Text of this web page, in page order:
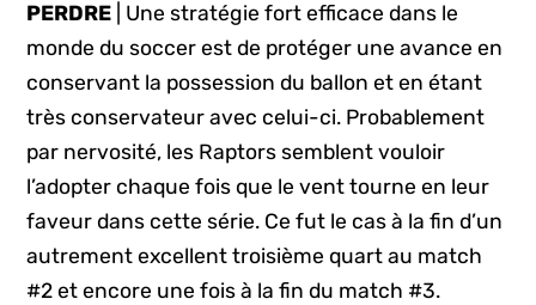
PERDRE
| Une stratégie fort efficace dans le
monde du soccer est de protéger une avance en
conservant la possession du ballon et en étant
très conservateur avec celui-ci. Probablement
par nervosité, les Raptors semblent vouloir
l’adopter chaque fois que le vent tourne en leur
faveur dans cette série. Ce fut le cas à la fin d’un
autrement excellent troisième quart au match
#2 et encore une fois à la fin du match #3.